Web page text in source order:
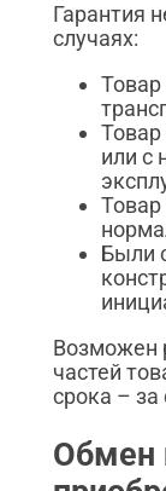
Гарантия
случаях:
Товар
или с
Товар
Были
Возможен
частей
срока – за
Обмен